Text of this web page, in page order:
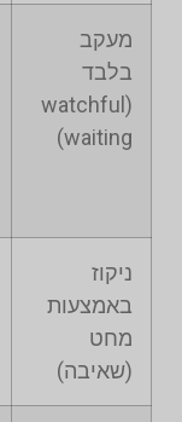
מעקב
בלבד
(watchful
waiting)
ניקוז
באמצעות
מחט
(שאיבה)